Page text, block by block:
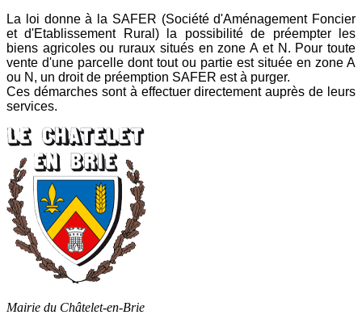
La loi donne à la SAFER (Société d'Aménagement Foncier
et d'Etablissement Rural) la possibilité de préempter les
biens agricoles ou ruraux situés en zone A et N. Pour toute
vente d'une parcelle dont tout ou partie est située en zone A
ou N, un droit de préemption SAFER est à purger.
Ces démarches sont à effectuer directement auprès de leurs
services.
Mairie du Châtelet-en-Brie